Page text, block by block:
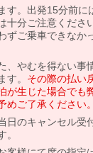
す。出発15分前に
十分ご注意ください
ずご乗車できなか
、やむを得ない事
す。 その際の払い
が生じた場合でも
めご了承ください。
日のキャンセル受
。